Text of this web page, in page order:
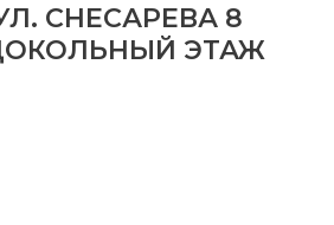
СНЕСАРЕВА 8
ЭТАЖ